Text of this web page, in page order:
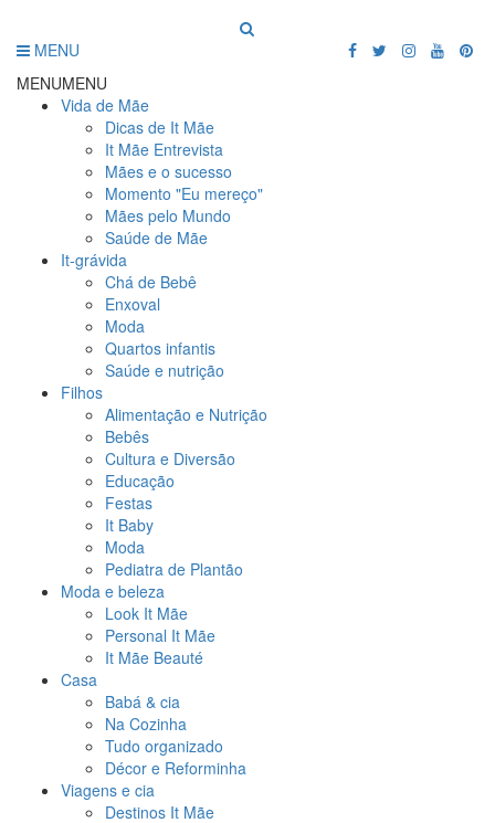
MENU
MENUMENU
Vida de Mãe
Dicas de It Mãe
It Mãe Entrevista
Mães e o sucesso
Momento "Eu mereço"
Mães pelo Mundo
Saúde de Mãe
It-grávida
Chá de Bebê
Enxoval
Moda
Quartos infantis
Saúde e nutrição
Filhos
Alimentação e Nutrição
Bebês
Cultura e Diversão
Educação
Festas
It Baby
Moda
Pediatra de Plantão
Moda e beleza
Look It Mãe
Personal It Mãe
It Mãe Beauté
Casa
Babá & cia
Na Cozinha
Tudo organizado
Décor e Reforminha
Viagens e cia
Destinos It Mãe